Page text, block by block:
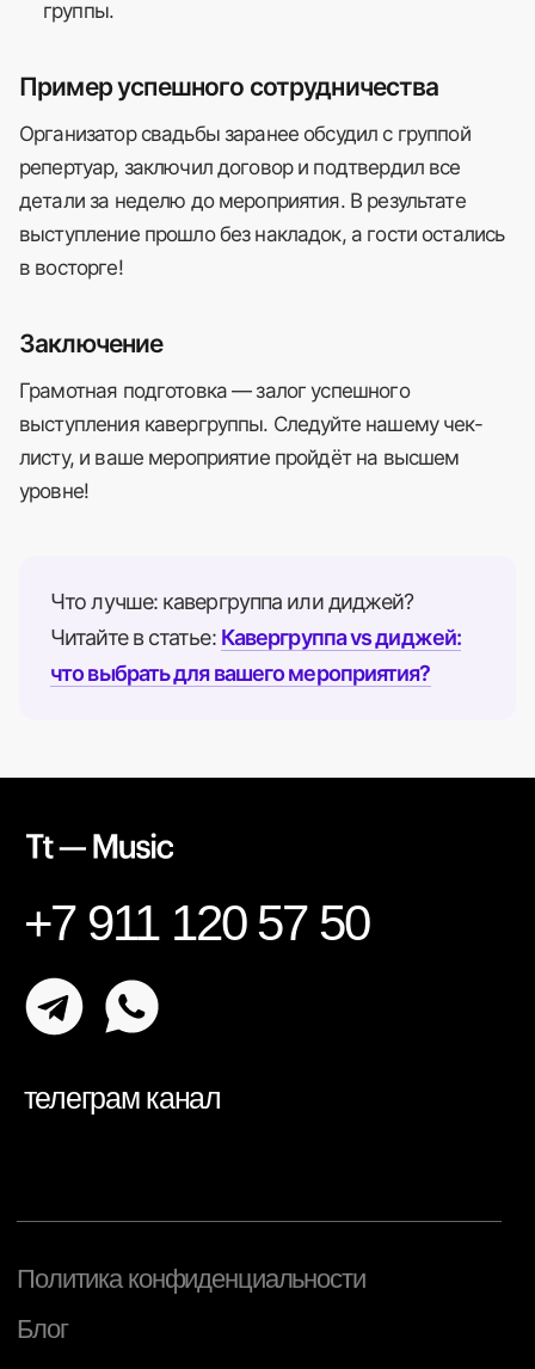
группы.
Пример успешного сотрудничества
Организатор свадьбы заранее обсудил с группой
репертуар, заключил договор и подтвердил все
детали за неделю до мероприятия. В результате
выступление прошло без накладок, а гости остались
в восторге!
Заключение
Грамотная подготовка — залог успешного
выступления кавергруппы. Следуйте нашему чек-
листу, и ваше мероприятие пройдёт на высшем
уровне!
Что лучше: кавергруппа или диджей?
Читайте в статье: Кавергруппа vs диджей:
что выбрать для вашего мероприятия?
Политика конфиденциальности
© 2013-2026 TT Music Production